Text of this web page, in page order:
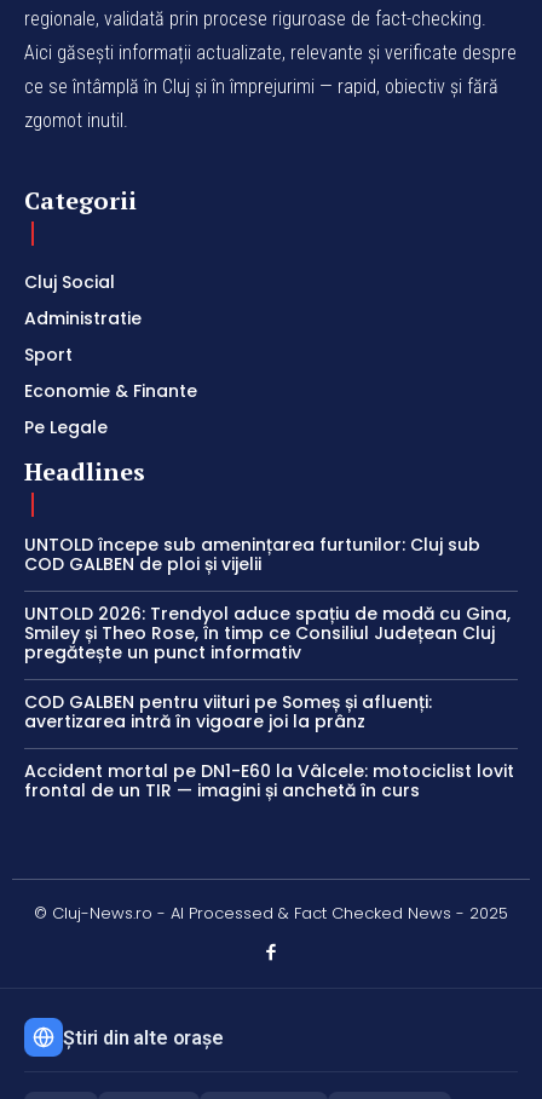
regionale, validată prin procese riguroase de fact-checking.
Aici găsești informații actualizate, relevante și verificate despre
ce se întâmplă în Cluj și în împrejurimi — rapid, obiectiv și fără
zgomot inutil.
Categorii
Cluj Social
Administratie
Sport
Economie & Finante
Pe Legale
Headlines
UNTOLD începe sub amenințarea furtunilor: Cluj sub
COD GALBEN de ploi și vijelii
UNTOLD 2026: Trendyol aduce spațiu de modă cu Gina,
Smiley și Theo Rose, în timp ce Consiliul Județean Cluj
pregătește un punct informativ
COD GALBEN pentru viituri pe Someș și afluenți:
avertizarea intră în vigoare joi la prânz
Accident mortal pe DN1-E60 la Vâlcele: motociclist lovit
frontal de un TIR — imagini și anchetă în curs
© Cluj-News.ro - AI Processed & Fact Checked News - 2025
Știri din alte orașe